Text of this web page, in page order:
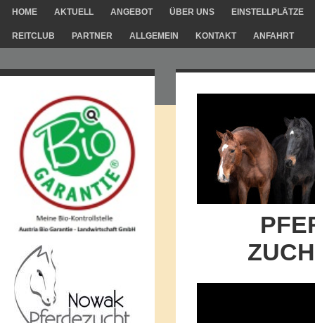
HOME AKTUELL ANGEBOT ÜBER UNS EINSTELLPLÄTZE
REITCLUB PARTNER ALLGEMEIN KONTAKT ANFAHRT